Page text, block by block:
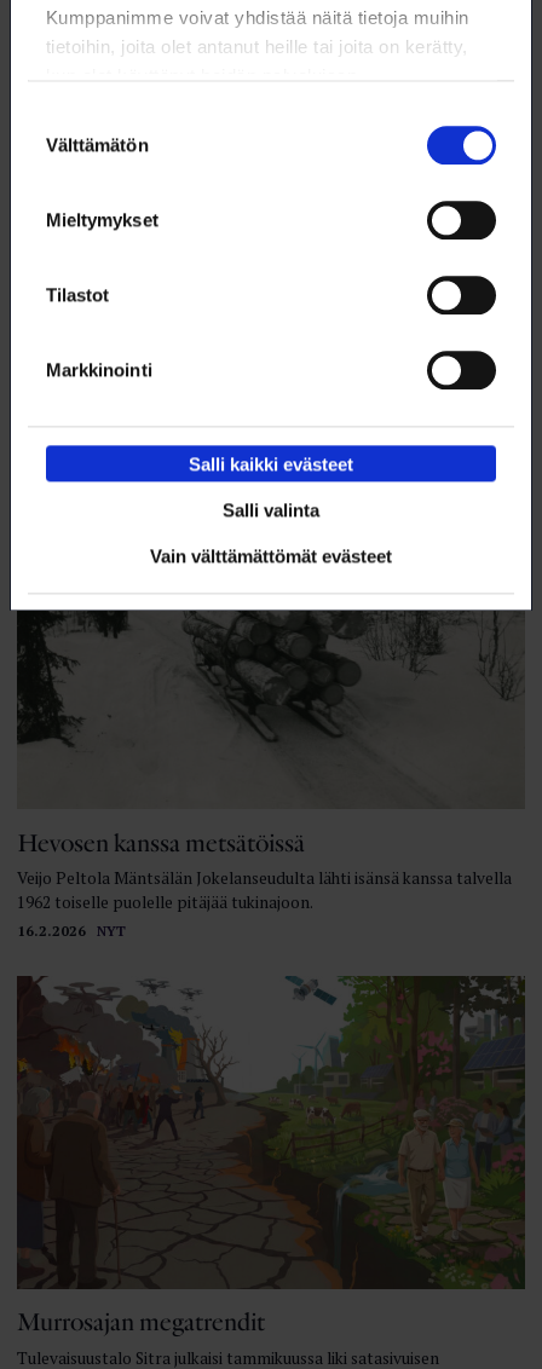
Kumppanimme voivat yhdistää näitä tietoja muihin
tietoihin, joita olet antanut heille tai joita on kerätty,
valinta
Välttämätön
Mieltymykset
Tilastot
Markkinointi
Salli kaikki evästeet
Salli valinta
Vain välttämättömät evästeet
16.2.2026 VALOKEILA
Nadia Tamminen ei usko, että tekoälyn hyödyntäminen näkyisi
paljon kohtia, joissa tarvitaan ihmisen päätöksentekoa.
16.2.2026 NYT
Hevosen kanssa metsätöissä
Veijo Peltola Mäntsälän Jokelanseudulta lähti isänsä kanssa talvella
1962 toiselle puolelle pitäjää tukinajoon.
Murrosajan megatrendit
Tulevaisuustalo Sitra julkaisi tammikuussa liki satasivuisen